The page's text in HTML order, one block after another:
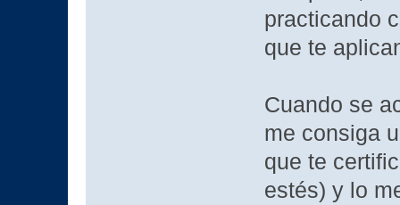
practicando
que te
Cuando se
me consiga
que te
estés) y lo